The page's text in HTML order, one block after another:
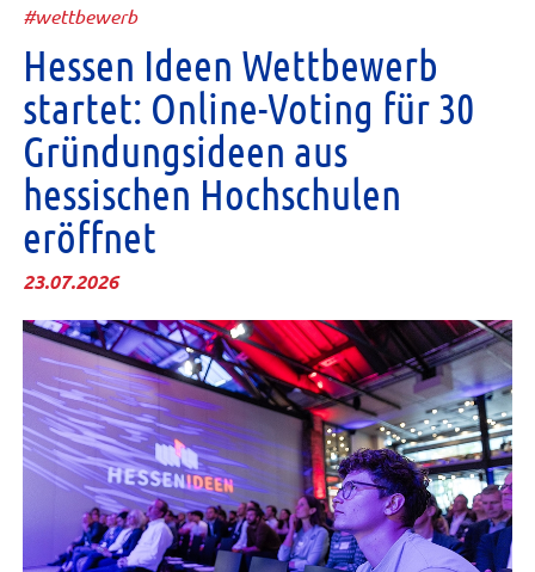
#wettbewerb
Hessen Ideen Wettbewerb
startet: Online-Voting für 30
Gründungsideen aus
hessischen Hochschulen
eröffnet
23.07.2026